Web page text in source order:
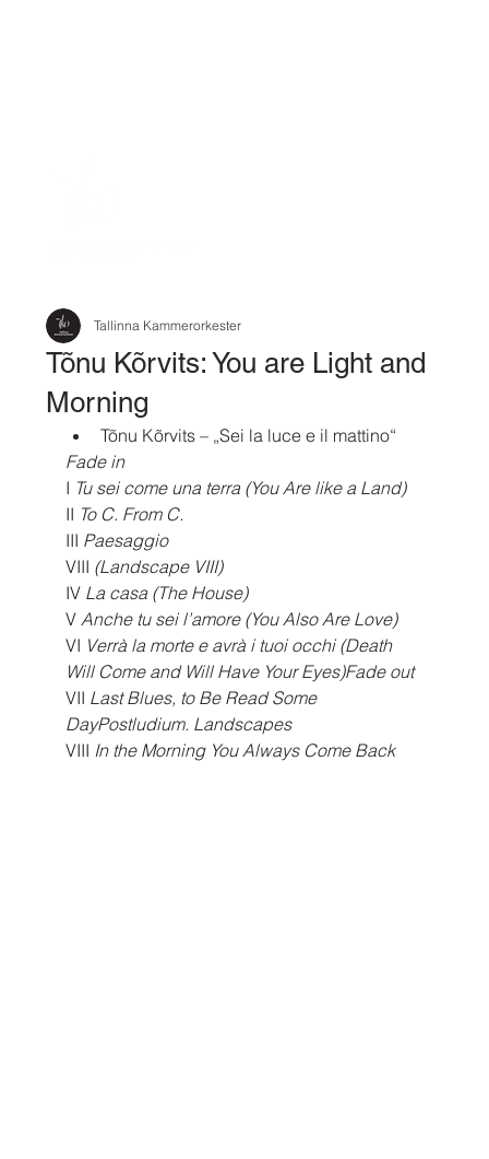
Tõnu Kõrvits: You are Light and
Morning
Tallinna Kammerorkester
Tõnu Kõrvits – „Sei la luce e il mattino“
Fade in
I Tu sei come una terra (You Are like a Land)
II To C. From C.
III Paesaggio
VIII (Landscape VIII)
IV La casa (The House)
V Anche tu sei l’amore (You Also Are Love)
VI Verrà la morte e avrà i tuoi occhi (Death
Will Come and Will Have Your Eyes)Fade out
VII Last Blues, to Be Read Some
DayPostludium. Landscapes
VIII In the Morning You Always Come Back